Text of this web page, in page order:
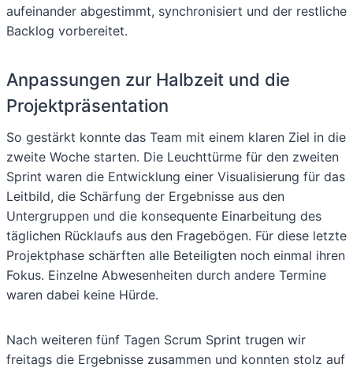
aufeinander abgestimmt, synchronisiert und der restliche
Backlog vorbereitet.
Anpassungen zur Halbzeit und die
Projektpräsentation
So gestärkt konnte das Team mit einem klaren Ziel in die
zweite Woche starten. Die Leuchttürme für den zweiten
Sprint waren die Entwicklung einer Visualisierung für das
Leitbild, die Schärfung der Ergebnisse aus den
Untergruppen und die konsequente Einarbeitung des
täglichen Rücklaufs aus den Fragebögen. Für diese letzte
Projektphase schärften alle Beteiligten noch einmal ihren
Fokus. Einzelne Abwesenheiten durch andere Termine
waren dabei keine Hürde.
Nach weiteren fünf Tagen Scrum Sprint trugen wir
freitags die Ergebnisse zusammen und konnten stolz auf